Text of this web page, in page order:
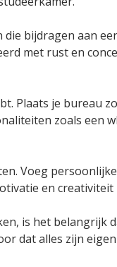
bijdragen aan
met rust en
Plaats je bureau
zoals een
Voeg
en
is het belangrijk
dat alles zijn